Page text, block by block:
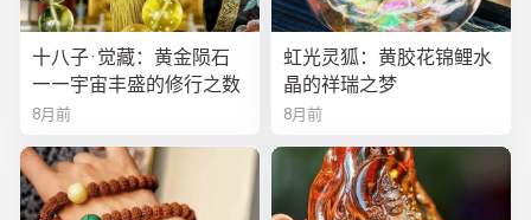
十八子·觉藏：黄金陨石
——宇宙丰盛的修行之数
8月前
虹光灵狐：黄胶花锦鲤水
晶的祥瑞之梦
8月前